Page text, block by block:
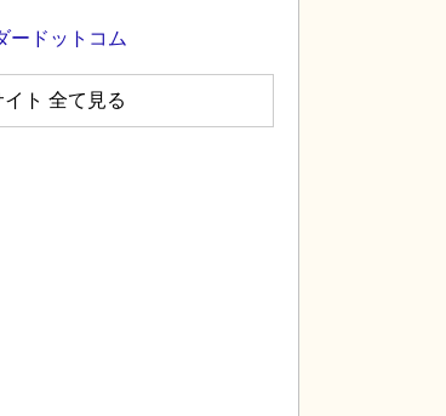
ードットコム
ト 全て見る